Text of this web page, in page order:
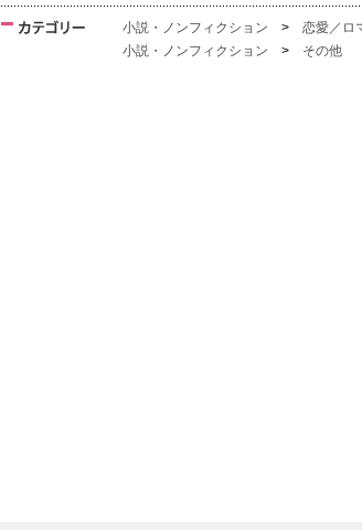
小説・ノンフィクション > 恋愛／ロ
小説・ノンフィクション > その他